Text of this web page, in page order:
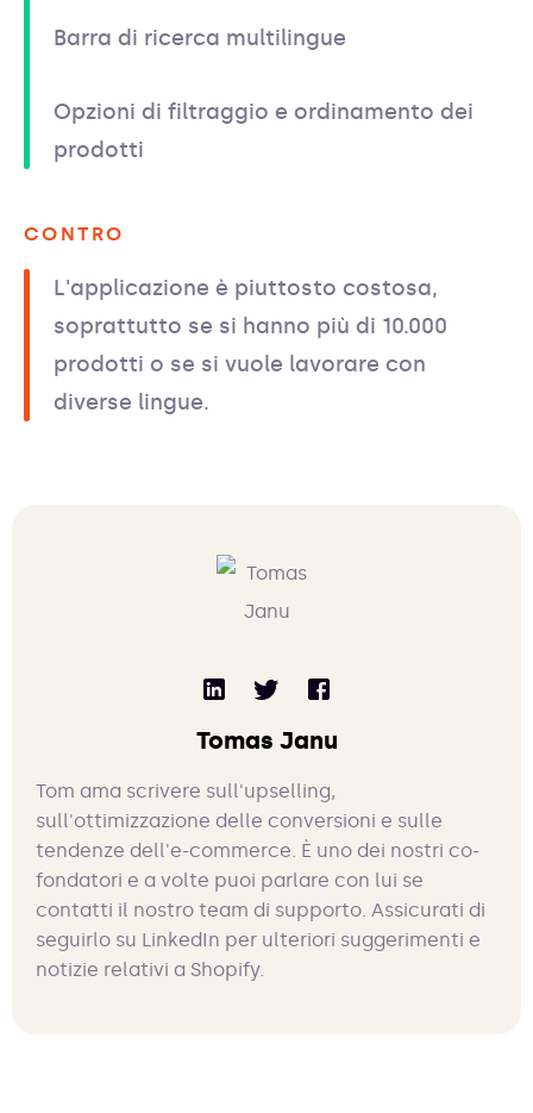
Barra di ricerca multilingue
Opzioni di filtraggio e ordinamento dei
prodotti
CONTRO
L'applicazione è piuttosto costosa,
soprattutto se si hanno più di 10.000
prodotti o se si vuole lavorare con
diverse lingue.
Tomas Janu
Tom ama scrivere sull'upselling,
sull'ottimizzazione delle conversioni e sulle
tendenze dell'e-commerce. È uno dei nostri co-
fondatori e a volte puoi parlare con lui se
contatti il nostro team di supporto. Assicurati di
seguirlo su LinkedIn per ulteriori suggerimenti e
notizie relativi a Shopify.